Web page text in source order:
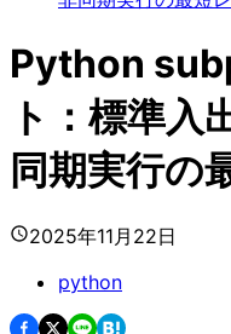
Python
ト：標準入
同期実行の
2025年11月22日
python